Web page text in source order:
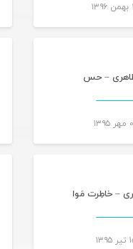
– حس
– خاطِرت مَوا